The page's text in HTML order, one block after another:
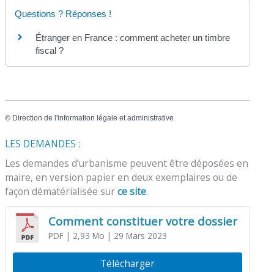
Questions ? Réponses !
Étranger en France : comment acheter un timbre
fiscal ?
© Direction de l'information légale et administrative
LES DEMANDES :
Les demandes d’urbanisme peuvent être déposées en
maire, en version papier en deux exemplaires ou de
façon dématérialisée surce site.
Comment constituer votre dossier
PDF| 2,93 Mo | 29 Mars 2023
Télécharger